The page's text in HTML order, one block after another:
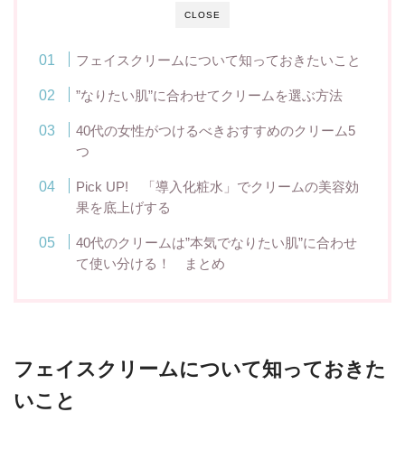
CLOSE
フェイスクリームについて知っておきたいこと
”なりたい肌”に合わせてクリームを選ぶ方法
40代の女性がつけるべきおすすめのクリーム5
つ
Pick UP! 「導入化粧水」でクリームの美容効
果を底上げする
40代のクリームは”本気でなりたい肌”に合わせ
て使い分ける！ まとめ
フェイスクリームについて知っておきた
いこと